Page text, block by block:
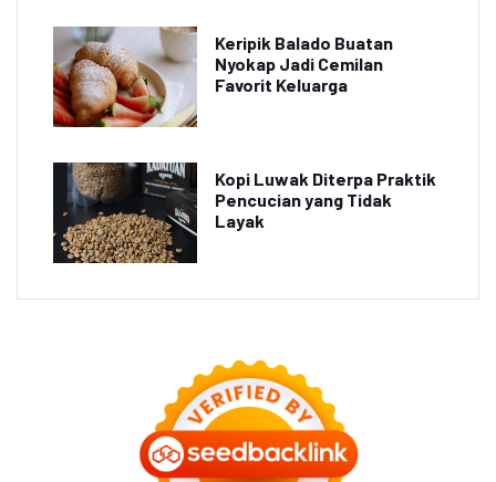
Keripik Balado Buatan
Nyokap Jadi Cemilan
Favorit Keluarga
Kopi Luwak Diterpa Praktik
Pencucian yang Tidak
Layak